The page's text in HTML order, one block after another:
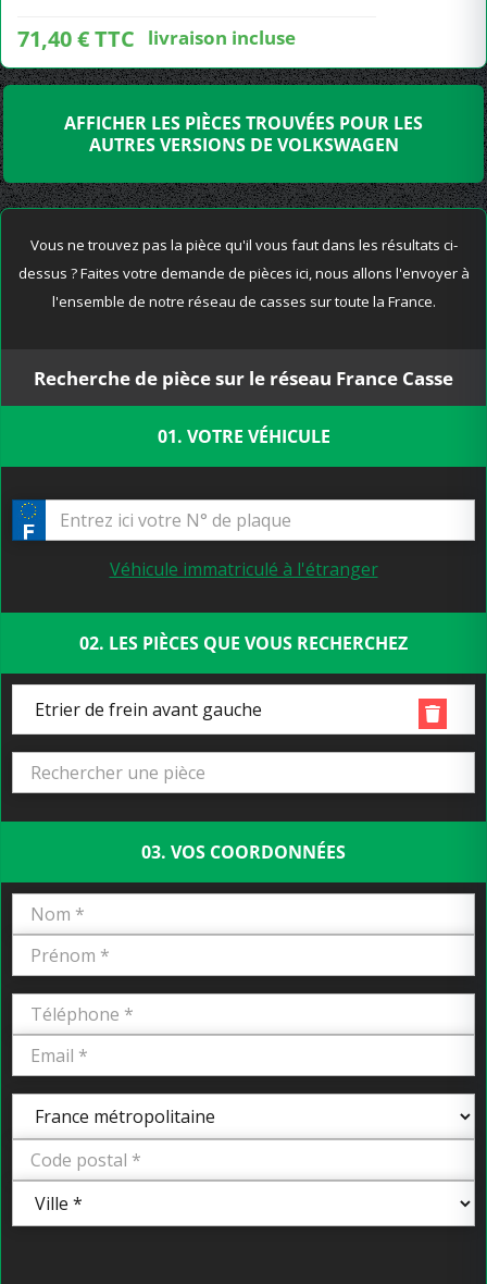
71,40 € TTC livraison incluse
AFFICHER LES PIÈCES TROUVÉES POUR LES
AUTRES VERSIONS DE VOLKSWAGEN
Vous ne trouvez pas la pièce qu'il vous faut dans les résultats ci-
dessus ? Faites votre demande de pièces ici, nous allons l'envoyer à
l'ensemble de notre réseau de casses sur toute la France.
Recherche de pièce sur le réseau France Casse
01. VOTRE VÉHICULE
Véhicule immatriculé à l'étranger
02. LES PIÈCES QUE VOUS RECHERCHEZ
Etrier de frein avant gauche
03. VOS COORDONNÉES